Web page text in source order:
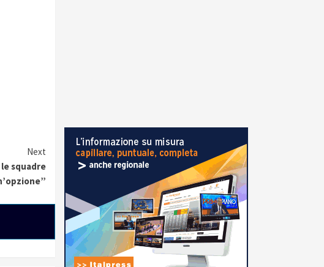
Next
squadre